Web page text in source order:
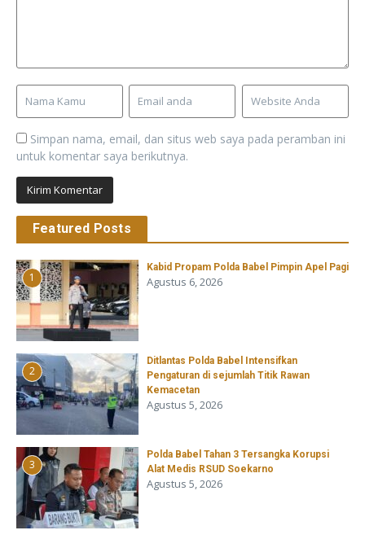
Simpan nama, email, dan situs web saya pada peramban ini
untuk komentar saya berikutnya.
Featured Posts
1
Kabid Propam Polda Babel Pimpin Apel Pagi
Agustus 6, 2026
2
Ditlantas Polda Babel Intensifkan
Pengaturan di sejumlah Titik Rawan
Kemacetan
Agustus 5, 2026
3
Polda Babel Tahan 3 Tersangka Korupsi
Alat Medis RSUD Soekarno
Agustus 5, 2026